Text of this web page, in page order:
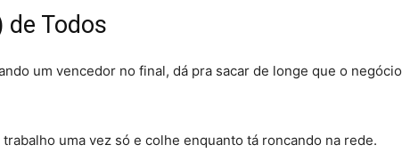
de Todos
um vencedor no final, dá pra sacar de longe que o
uma vez só e colhe enquanto tá roncando na rede.